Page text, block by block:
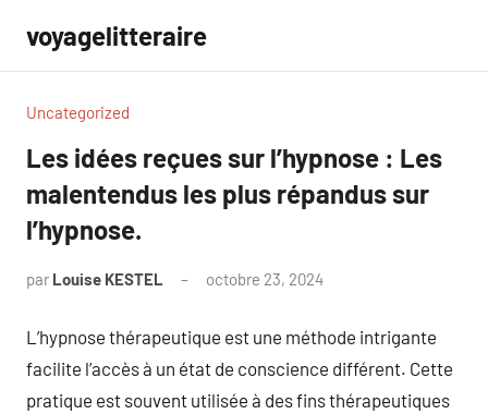
contenu
voyagelitteraire
Uncategorized
Les idées reçues sur l’hypnose : Les
malentendus les plus répandus sur
l’hypnose.
par Louise KESTEL octobre 23, 2024
L’hypnose thérapeutique est une méthode intrigante
facilite l’accès à un état de conscience différent. Cette
pratique est souvent utilisée à des fins thérapeutiques